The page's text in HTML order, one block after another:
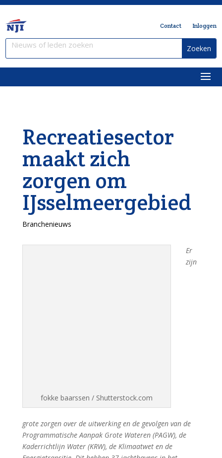
Contact Inloggen
Recreatiesector
maakt zich
zorgen om
IJsselmeergebied
Branchenieuws
fokke baarssen / Shutterstock.com
Er
zijn
grote zorgen over de uitwerking en de gevolgen van de
Programmatische Aanpak Grote Wateren (PAGW), de
Kaderrichtlijn Water (KRW), de Klimaatwet en de